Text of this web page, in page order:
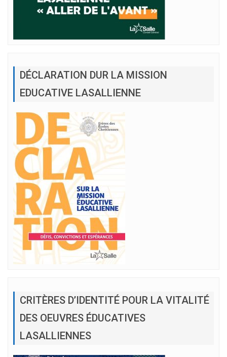
DÉCLARATION DUR LA MISSION
EDUCATIVE LASALLIENNE
CRITÈRES D’IDENTITÉ POUR LA VITALITÉ
DES OEUVRES ÉDUCATIVES
LASALLIENNES